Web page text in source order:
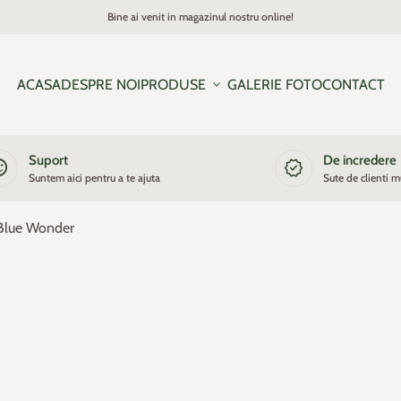
Bine ai venit in magazinul nostru online!
ACASADESPRE NOIPRODUSE expand_more GALERIE FOTOCONTACT
Suport
Suntem aici pentru a te ajuta new_releases De incredere
Sute de clienti
Wonder